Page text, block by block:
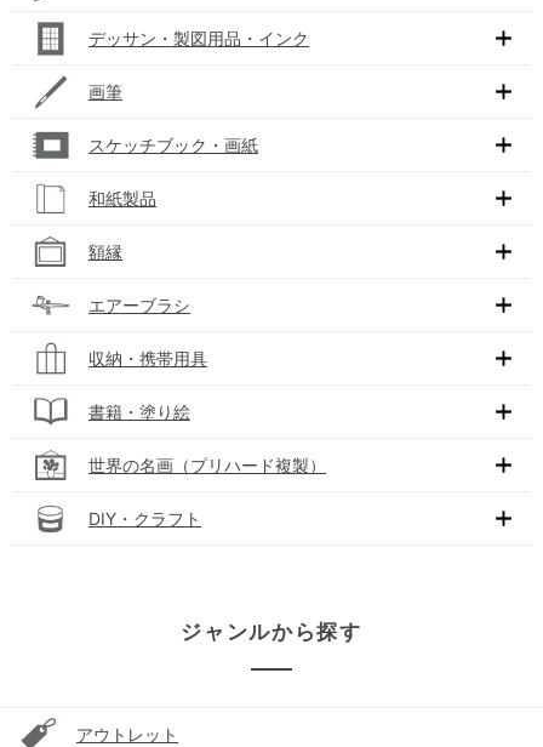
デッサン・製図用品・インク
画筆
スケッチブック・画紙
和紙製品
額縁
エアーブラシ
収納・携帯用具
書籍・塗り絵
世界の名画（プリハード複製）
DIY・クラフト
ジャンルから探す
アウトレット